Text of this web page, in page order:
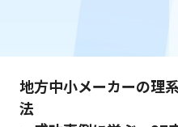
地方中小メーカーの理
法